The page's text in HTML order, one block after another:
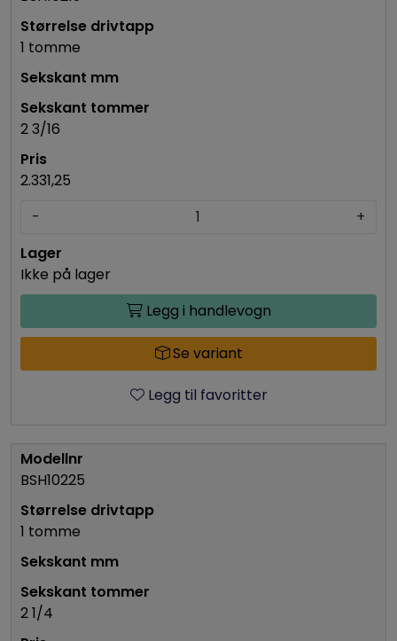
1 tomme
2 3/16
2.331,25
-
+
Ikke på lager
Legg i handlevogn
Se variant
Legg til favoritter
BSH10225
1 tomme
2 1/4